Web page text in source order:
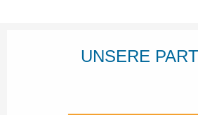
UNSERE